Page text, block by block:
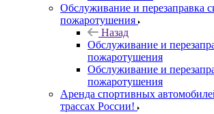
Обслуживание и перезаправка
пожаротушения
Назад
Обслуживание и
пожаротушения
Обслуживание и
пожаротушения
Аренда спортивных
трассах России!